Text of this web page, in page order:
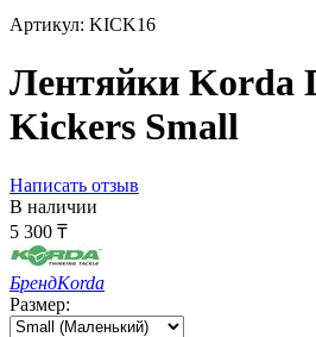
Артикул: KICK16
Лентяйки Korda
Kickers Small
Написать отзыв
В наличии
5 300 ₸
БрендKorda
Размер: